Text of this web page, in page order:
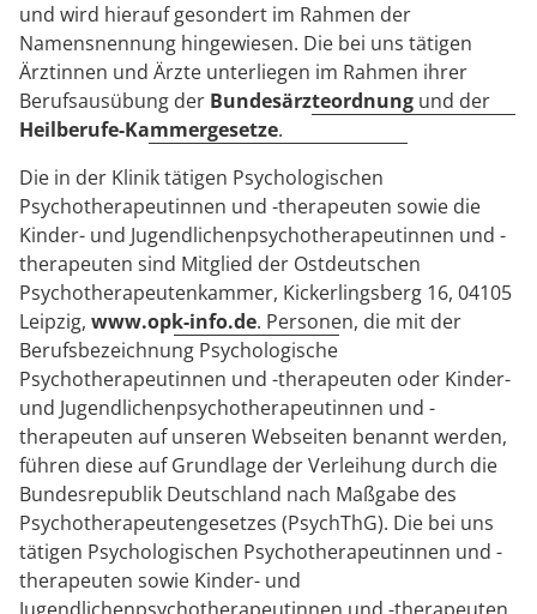
und wird hierauf gesondert im Rahmen der
Namensnennung hingewiesen. Die bei uns tätigen
Ärztinnen und Ärzte unterliegen im Rahmen ihrer
Berufsausübung der Bundesärzteordnung und der
Heilberufe-Kammergesetze.
Die in der Klinik tätigen Psychologischen
Psychotherapeutinnen und -therapeuten sowie die
Kinder- und Jugendlichenpsychotherapeutinnen und -
therapeuten sind Mitglied der Ostdeutschen
Psychotherapeutenkammer, Kickerlingsberg 16, 04105
Leipzig, www.opk-info.de. Personen, die mit der
Berufsbezeichnung Psychologische
Psychotherapeutinnen und -therapeuten oder Kinder-
und Jugendlichenpsychotherapeutinnen und -
therapeuten auf unseren Webseiten benannt werden,
führen diese auf Grundlage der Verleihung durch die
Bundesrepublik Deutschland nach Maßgabe des
Psychotherapeutengesetzes (PsychThG). Die bei uns
tätigen Psychologischen Psychotherapeutinnen und -
therapeuten sowie Kinder- und